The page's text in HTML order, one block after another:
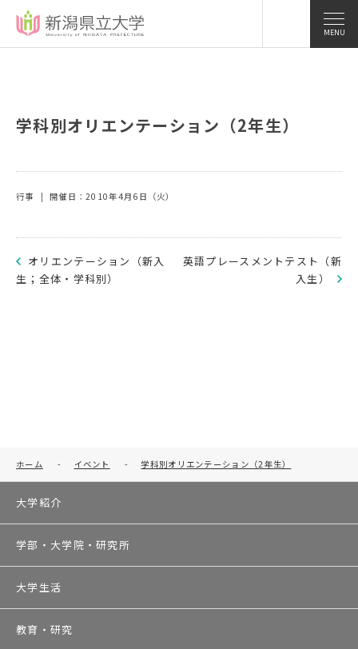
MENU
学科別オリエンテーション（2年生）
行事 開催日：2010年4月6日（火）
オリエンテーション（新入
生；全体・学科別）
英語プレースメントテスト（新
入生）
ホーム - イベント - 学科別オリエンテーション（2年生）
大学紹介
学部・大学院・研究所
大学生活
教育・研究